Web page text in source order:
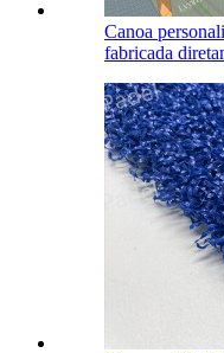
Canoa
fabricada